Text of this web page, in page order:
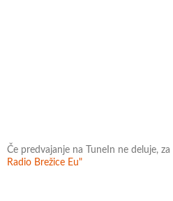
Če predvajanje na TuneIn ne deluje,
Radio Brežice Eu"